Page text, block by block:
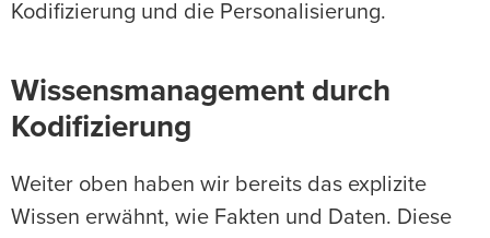
Kodifizierung und die Personalisierung.
Wissensmanagement durch
Kodifizierung
Weiter oben haben wir bereits das explizite
Wissen erwähnt, wie Fakten und Daten. Diese